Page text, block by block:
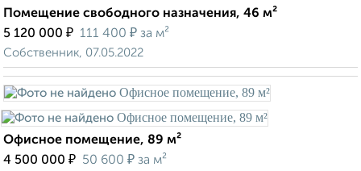
Помещение свободного назначения, 46 м²
5 120 000 ₽ 111 400 ₽ за м²
Собственник, 07.05.2022
Офисное помещение, 89 м²
4 500 000 ₽ 50 600 ₽ за м²